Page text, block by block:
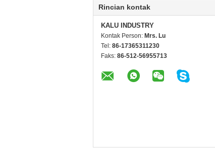
Rincian kontak
KALU INDUSTRY
Kontak Person: Mrs. Lu
Tel: 86-17365311230
Faks: 86-512-56955713